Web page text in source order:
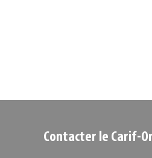
Contacter le Carif-